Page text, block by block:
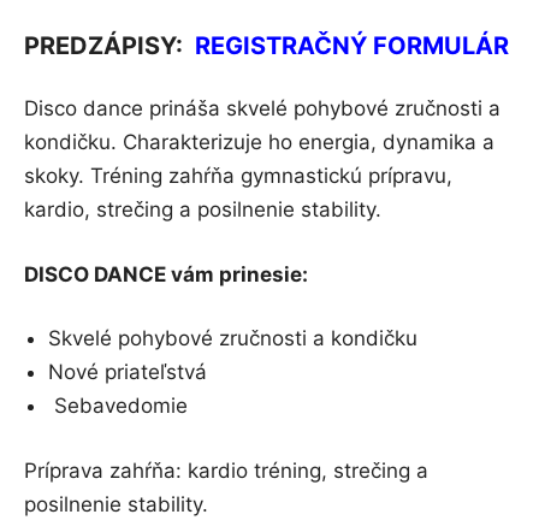
PREDZÁPISY: REGISTRAČNÝ FORMULÁR
Disco dance prináša skvelé pohybové zručnosti a
kondičku. Charakterizuje ho energia, dynamika a
skoky. Tréning zahŕňa gymnastickú prípravu,
kardio, strečing a posilnenie stability.
DISCO DANCE vám prinesie:
Skvelé pohybové zručnosti a kondičku
Nové priateľstvá
Sebavedomie
Príprava zahŕňa: kardio tréning, strečing a
posilnenie stability.